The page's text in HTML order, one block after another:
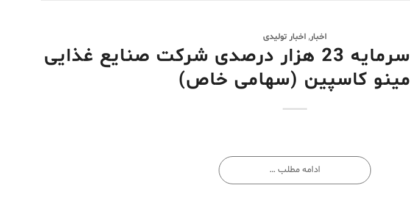
اخبار,اخبار تولیدی
تصویب افزایش سرمایه 23 هزار درصدی شرکت صنایع غذایی
مینو کاسپین (سهامی خاص)
ادامه مطلب …